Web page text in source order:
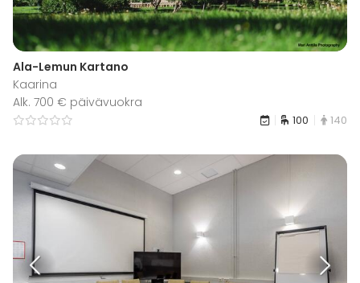
Ala-Lemun Kartano
Kaarina
Alk. 700 € päivävuokra
100 140